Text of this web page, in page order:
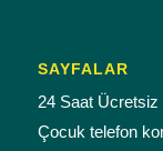
SAYFALAR
24 Saat Ücretsiz
Çocuk telefon